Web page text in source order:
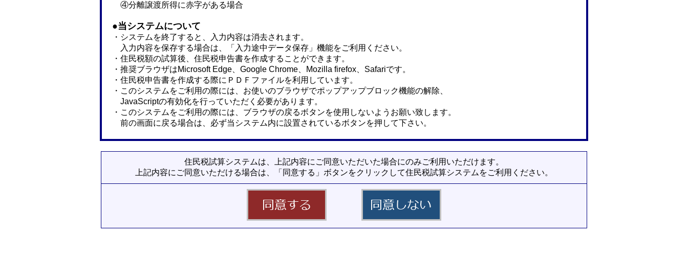
④分離譲渡所得に赤字がある場合
●当システムについて
・システムを終了すると、入力内容は消去されます。
入力内容を保存する場合は、「入力途中データ保存」機能をご利用ください。
・住民税額の試算後、住民税申告書を作成することができます。
・推奨ブラウザはMicrosoft Edge、Google Chrome、Mozilla firefox、Safariです。
・住民税申告書を作成する際にＰＤＦファイルを利用しています。
・このシステムをご利用の際には、お使いのブラウザでポップアップブロック機能の解除、
JavaScriptの有効化を行っていただく必要があります。
・このシステムをご利用の際には、ブラウザの戻るボタンを使用しないようお願い致します。
前の画面に戻る場合は、必ず当システム内に設置されているボタンを押して下さい。
住民税試算システムは、上記内容にご同意いただいた場合にのみご利用いただけます。
上記内容にご同意いただける場合は、「同意する」ボタンをクリックして住民税試算システムをご利用ください。